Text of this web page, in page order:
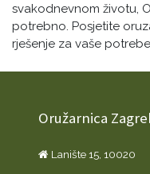
svakodnevnom životu,
potrebno. Posjetite
rješenje za vaše
Oružarnica
Lanište 15, 10020